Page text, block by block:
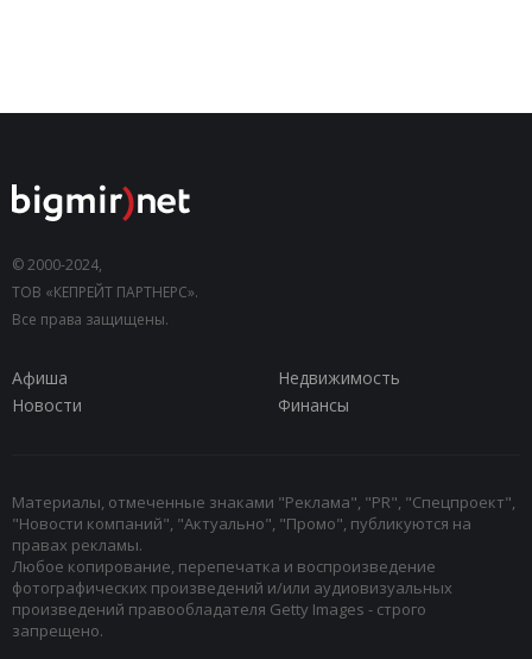
© 2000-2024,
ТОВ «КЕПРЕЙТ ПАРТНЕРС».
Все права защищены.
Афиша
Недвижимость
Новости
Финансы
Материалы, отмеченные знаками "Реклама", "PR", "Спецпроект",
"Новости компаний", "Актуально", "Промо", публикуются на
правах рекламы.
Любое копирование, перепечатка и воспроизведение
фотографических произведений и/или аудиовизуальных
произведений правообладателя Getty Images - строго
запрещено.